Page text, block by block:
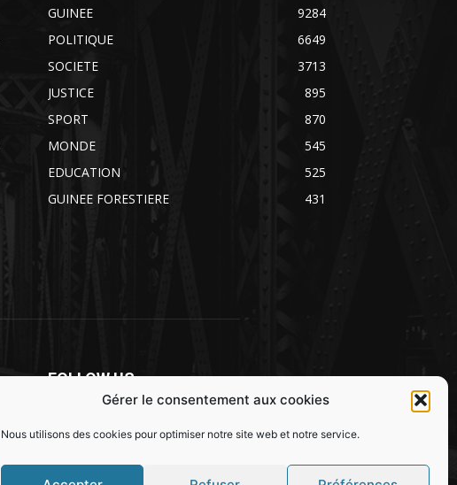
Gérer le consentement aux cookies
Nous utilisons des cookies pour optimiser notre site web et notre service.
GUINEE
9284
POLITIQUE
6649
SOCIETE
3713
JUSTICE
895
SPORT
870
MONDE
545
EDUCATION
525
GUINEE FORESTIERE
431
FOLLOW US